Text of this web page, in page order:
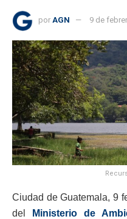
por AGN 9 de
Ciudad de Guatemala, 9
del
Ministerio de